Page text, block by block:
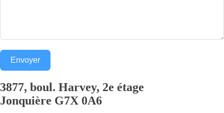
Envoyer
3877, boul. Harvey, 2e étage
Jonquière G7X 0A6